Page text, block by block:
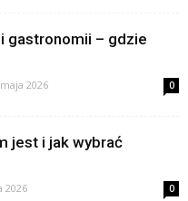
gastronomii – gdzie
2026 0
jest i jak wybrać
2026 0